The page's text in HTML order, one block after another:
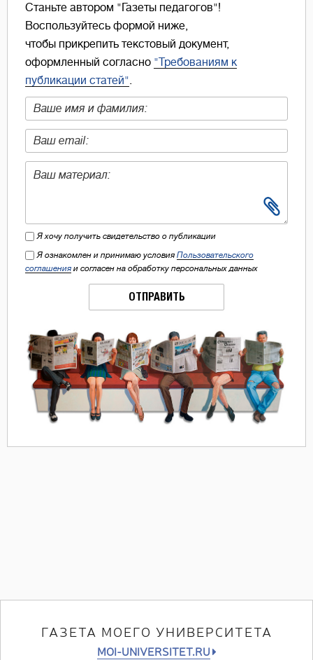
Станьте автором "Газеты педагогов"!
Воспользуйтесь формой ниже,
чтобы прикрепить текстовый документ,
оформленный согласно "Требованиям к
публикации статей".
Я хочу получить свидетельство о публикации
Я ознакомлен и принимаю условия Пользовательского
соглашения и согласен на обработку персональных данных
ОТПРАВИТЬ
ГАЗЕТА МОЕГО УНИВЕРСИТЕТА
MOI-UNIVERSITET.RU